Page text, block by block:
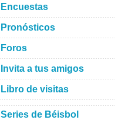
Encuestas
Pronósticos
Foros
Invita a tus amigos
Libro de visitas
Series de Béisbol